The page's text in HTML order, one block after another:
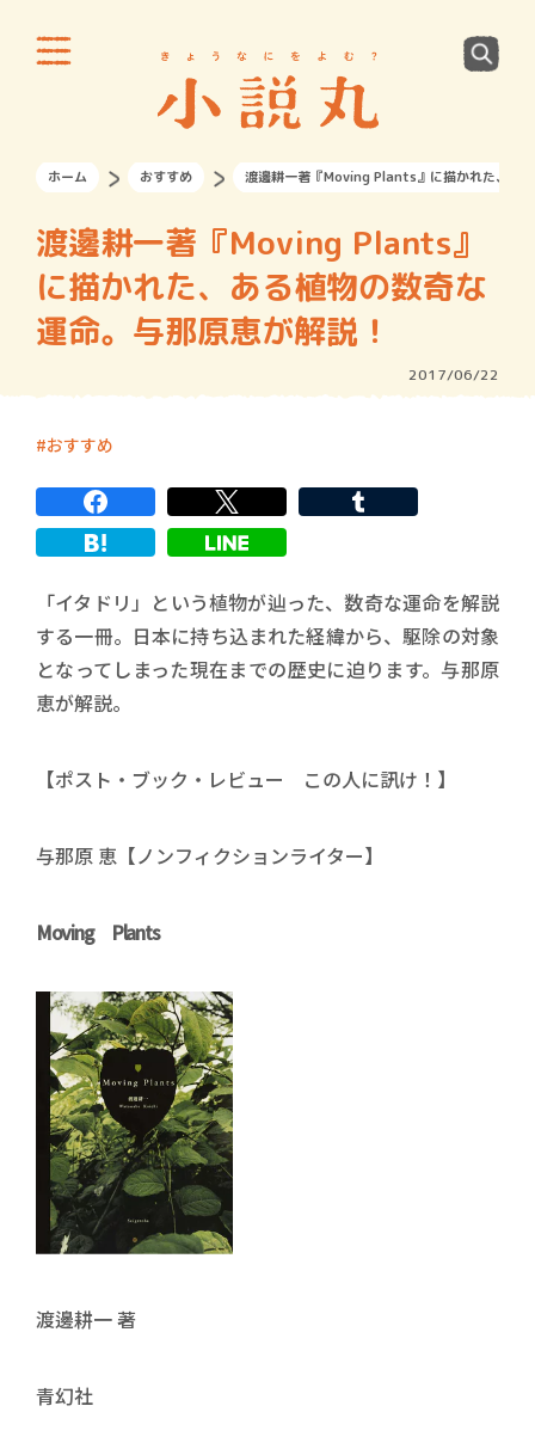
ホーム おすすめ 渡邊耕一著『Moving Plants』に描かれた、あ
渡邊耕一著『Moving Plants』
に描かれた、ある植物の数奇な
運命。与那原恵が解説！
2017/06/22
おすすめ
「イタドリ」という植物が辿った、数奇な運命を解説
する一冊。日本に持ち込まれた経緯から、駆除の対象
となってしまった現在までの歴史に迫ります。与那原
恵が解説。
【ポスト・ブック・レビュー この人に訊け！】
与那原 恵【ノンフィクションライター】
Moving Plants
渡邊耕一 著
青幻社